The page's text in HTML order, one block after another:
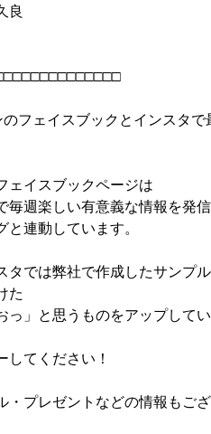
良
フェイスブックとインスタで
ェイスブックページは
毎週楽しい有意義な情報を発
連動しています。
タでは弊社で作成したサンプ
た
っ」と思うものをアップして
してください！
・プレゼントなどの情報もご